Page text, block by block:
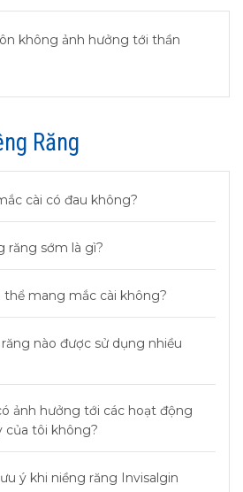
không ảnh hưởng tới thần
Răng
cài có đau không?
răng sớm là gì?
thể mang mắc cài không?
nào được sử dụng nhiều
ảnh hưởng tới các hoạt động
của tôi không?
ý khi niềng răng Invisalgin